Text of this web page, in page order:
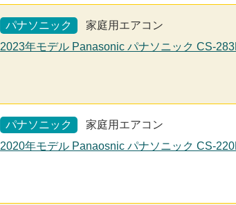
パナソニック
家庭用エアコン
2023年モデル Panasonic パナソニック CS-
パナソニック
家庭用エアコン
2020年モデル Panaosnic パナソニック CS-